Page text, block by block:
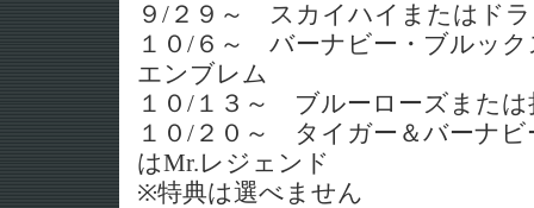
９/２９～ スカイハイまたはド
１０/６～ バーナビー・ブルック
エンブレム
１０/１３～ ブルーローズまた
１０/２０～ タイガー＆バーナビ
はMr.レジェンド
※特典は選べません